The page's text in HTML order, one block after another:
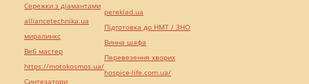
Сережки з діамантами
alliancetechnika.ua
миралинкс
Веб мастер
https://motokosmos.ua/
Синтезатори
pereklad.ua
Підготовка до НМТ / ЗНО
Винна шафа
Перевезення хворих
hospice-life.com.ua/